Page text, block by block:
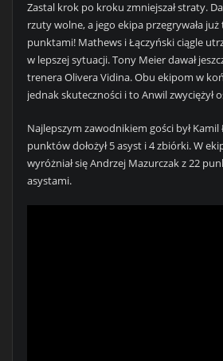
Zastal krok po kroku zmniejszał straty.
rzuty wolne, a jego ekipa przegrywała
punktami! Mathews i Łączyński ciągle
w lepszej sytuacji. Tony Meier dawał
trenera Olivera Vidina. Obu ekipom w
jednak skuteczności i to Anwil zwyciężył
Najlepszym zawodnikiem gości był
punktów dołożył 5 asyst i 4 zbiórki. W
wyróżniał się Andrzej Mazurczak z 22
asystami.